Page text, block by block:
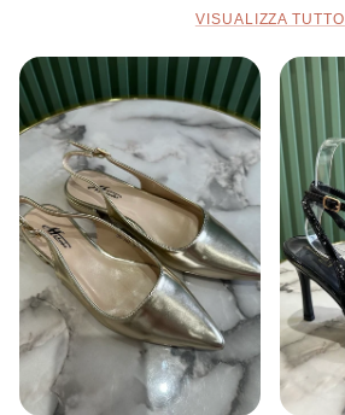
VISUALIZZA TUTTO